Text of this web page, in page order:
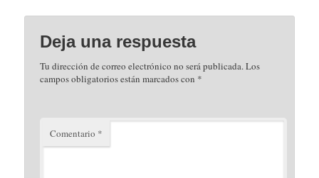
Deja una respuesta
Tu dirección de correo electrónico no será publicada.Los
campos obligatorios están marcados con *
Comentario *